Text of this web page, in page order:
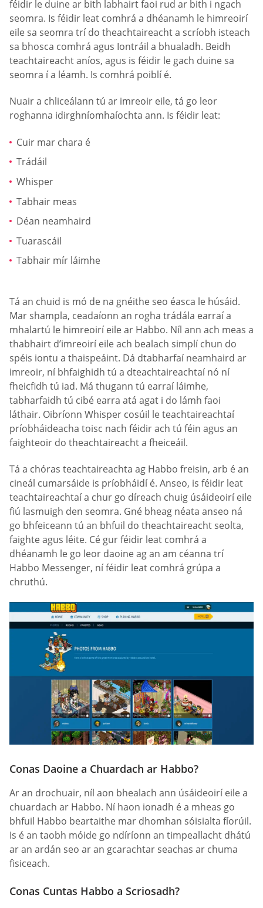
féidir le duine ar bith labhairt faoi rud ar bith i ngach
seomra. Is féidir leat comhrá a dhéanamh le himreoirí
eile sa seomra trí do theachtaireacht a scríobh isteach
sa bhosca comhrá agus Iontráil a bhualadh. Beidh
teachtaireacht aníos, agus is féidir le gach duine sa
seomra í a léamh. Is comhrá poiblí é.
Nuair a chliceálann tú ar imreoir eile, tá go leor
roghanna idirghníomhaíochta ann. Is féidir leat:
Cuir mar chara é
Trádáil
Whisper
Tabhair meas
Déan neamhaird
Tuarascáil
Tabhair mír láimhe
Tá an chuid is mó de na gnéithe seo éasca le húsáid.
Mar shampla, ceadaíonn an rogha trádála earraí a
mhalartú le himreoirí eile ar Habbo. Níl ann ach meas a
thabhairt d’imreoirí eile ach bealach simplí chun do
spéis iontu a thaispeáint. Dá dtabharfaí neamhaird ar
imreoir, ní bhfaighidh tú a dteachtaireachtaí nó ní
fheicfidh tú iad. Má thugann tú earraí láimhe,
tabharfaidh tú cibé earra atá agat i do lámh faoi
láthair. Oibríonn Whisper cosúil le teachtaireachtaí
príobháideacha toisc nach féidir ach tú féin agus an
faighteoir do theachtaireacht a fheiceáil.
Tá a chóras teachtaireachta ag Habbo freisin, arb é an
cineál cumarsáide is príobháidí é. Anseo, is féidir leat
teachtaireachtaí a chur go díreach chuig úsáideoirí eile
fiú lasmuigh den seomra. Gné bheag néata anseo ná
go bhfeiceann tú an bhfuil do theachtaireacht seolta,
faighte agus léite. Cé gur féidir leat comhrá a
dhéanamh le go leor daoine ag an am céanna trí
Habbo Messenger, ní féidir leat comhrá grúpa a
chruthú.
Conas Daoine a Chuardach ar Habbo?
Ar an drochuair, níl aon bhealach ann úsáideoirí eile a
chuardach ar Habbo. Ní haon ionadh é a mheas go
bhfuil Habbo beartaithe mar dhomhan sóisialta fíorúil.
Is é an taobh móide go ndíríonn an timpeallacht dhátú
ar an ardán seo ar an gcarachtar seachas ar chuma
fisiceach.
Conas Cuntas Habbo a Scriosadh?